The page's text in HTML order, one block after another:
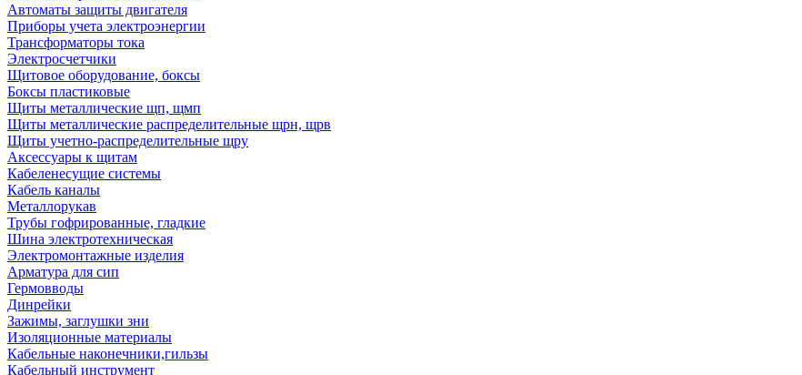
Автоматы защиты двигателя
Приборы учета электроэнергии
Трансформаторы тока
Электросчетчики
Щитовое оборудование, боксы
Боксы пластиковые
Щиты металлические щп, щмп
Щиты металлические распределительные щрн, щрв
Щиты учетно-распределительные щру
Аксессуары к щитам
Кабеленесущие системы
Кабель каналы
Металлорукав
Трубы гофрированные, гладкие
Шина электротехническая
Электромонтажные изделия
Арматура для сип
Гермовводы
Динрейки
Зажимы, заглушки зни
Изоляционные материалы
Кабельные наконечники,гильзы
Кабельный инструмент